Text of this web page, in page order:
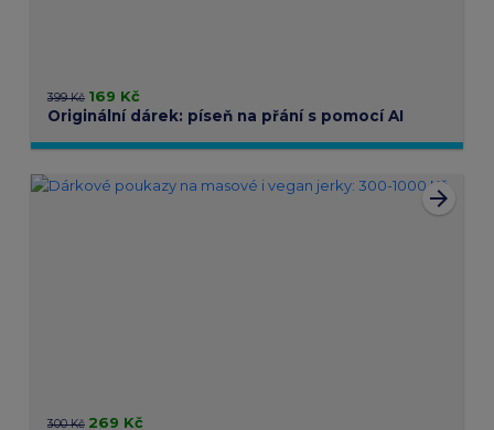
399 Kč 169 Kč
Originální dárek: píseň na přání s pomocí AI
arrow_forward
300 Kč 269 Kč